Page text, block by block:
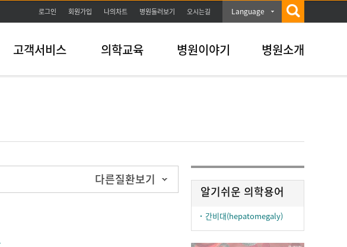
로그인 회원가입 나의차트 병원둘러보기 오시는길 Language
고객서비스 의학교육 병원이야기 병원소개
다른질환보기
알기쉬운 의학용어
간비대(hepatomegaly)